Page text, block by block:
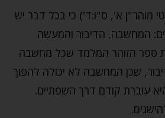
מוהר"ן א', ס"ו:ד') כי בכל דבר יש
המחשבה, הדיבור והמעשה
ספר הזוהר המלמד שכל מחשבה
שכן המחשבה לא יכולה להפוך
עוברת קודם דרך השפתיים.